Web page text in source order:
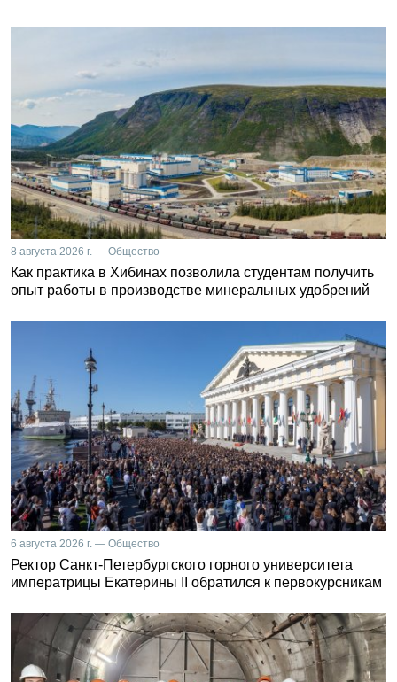
8 августа 2026 г. — Общество
Как практика в Хибинах позволила студентам получить
опыт работы в производстве минеральных удобрений
6 августа 2026 г. — Общество
Ректор Санкт-Петербургского горного университета
императрицы Екатерины II обратился к первокурсникам